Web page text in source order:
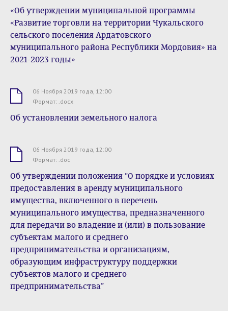
«Об утверждении муниципальной программы
«Развитие торговли на территории Чукальского
сельского поселения Ардатовского
муниципального района Республики Мордовия» на
2021-2023 годы»
06 Ноября 2019 года, 12:00
Формат: .docx
Об установлении земельного налога
06 Ноября 2019 года, 12:00
Формат: .doc
Об утверждении положения "О порядке и условиях
предоставления в аренду муниципального
имущества, включенного в перечень
муниципального имущества, предназначенного
для передачи во владение и (или) в пользование
субъектам малого и среднего
предпринимательства и организациям,
образующим инфраструктуру поддержки
субъектов малого и среднего
предпринимательства”